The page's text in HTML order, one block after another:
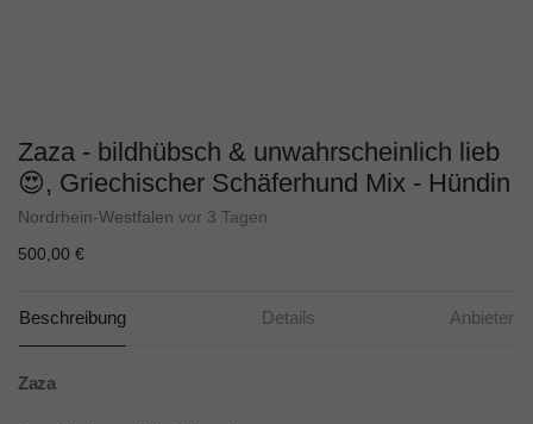
Zaza - bildhübsch & unwahrscheinlich lieb
😍, Griechischer Schäferhund Mix - Hündin
Nordrhein-Westfalen vor 3 Tagen
500,00 €
Beschreibung Details Anbieter
Zaza